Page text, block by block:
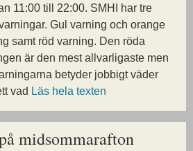
11:00 till 22:00. SMHI har tre
Gul varning och orange
samt röd varning. Den röda
är den mest allvarligaste men
betyder jobbigt väder
vad Läs hela texten
midsommarafton